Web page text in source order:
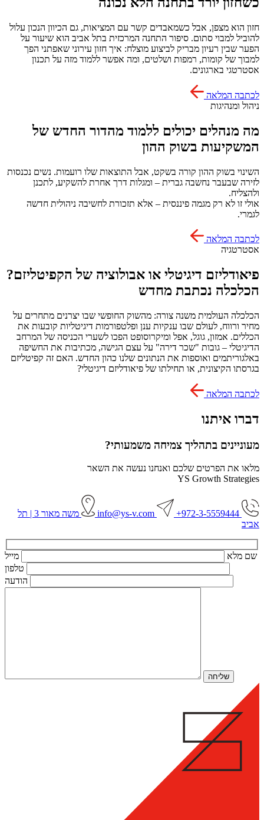
חזון הוא מצפן, אבל כשמאבדים קשר עם המציאות, גם הכיוון הנכון עלול
להוביל למבוי סתום. סיפור התחנה המרכזית בתל אביב הוא שיעור על
הפער שבין רעיון מבריק לביצוע מוצלח: איך חזון עירוני שאפתני הפך
למבוך של קומות, רמפות ושלטים, ומה אפשר ללמוד מזה על תכנון
אסטרטגי בארגונים.
לכתבה המלאה
ניהול ומנהיגות
מה מנהלים יכולים ללמוד מהדור החדש של
המשקיעות בשוק ההון
השינוי בשוק ההון קורה בשקט, אבל התוצאות שלו רועמות. נשים נכנסות
לזירה שבעבר נחשבה גברית – ומגלות דרך אחרת להשקיע, לתכנן
ולהצליח.
אולי זו לא רק מגמה פיננסית – אלא תזכורת לחשיבה ניהולית חדשה
לגמרי.
לכתבה המלאה
אסטרטגיה
פיאודליזם דיגיטלי או אבולוציה של הקפיטליזם?
הכלכלה נכתבת מחדש
הכלכלה העולמית משנה צורה: מהשוק החופשי שבו יצרנים מתחרים על
מחיר ורווח, לעולם שבו ענקיות ענן ופלטפורמות דיגיטליות קובעות את
הכללים. אמזון, גוגל, אפל ומיקרוסופט הפכו לשערי הכניסה של המרחב
הדיגיטלי – גובות "שכר דירה" על עצם הגישה, מכתיבות את החשיפה
באלגוריתמים ואוספות את הנתונים שלנו כהון החדש. האם זה קפיטליזם
בגרסתו הקיצונית, או תחילתו של פיאודליזם דיגיטלי?
לכתבה המלאה
דברו איתנו
מעוניינים בתהליך צמיחה משמעותי?
מלאו את הפרטים שלכם ואנחנו נעשה את השאר
YS Growth Strategies
info@ys-v.com
משה מאור 3 | תל
אביב
שם מלא
מייל
טלפון
הודעה